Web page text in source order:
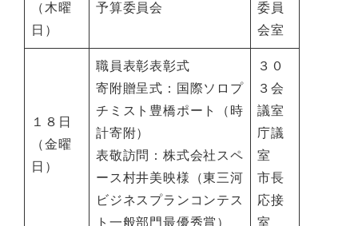
（木曜
日）
予算委員会
委員
会室
１８日
（金曜
日）
職員表彰表彰式
寄附贈呈式：国際ソロプ
チミスト豊橋ポート（時
計寄附）
表敬訪問：株式会社スペ
ース村井美映様（東三河
ビジネスプランコンテス
ト一般部門最優秀賞）
３０
３会
議室
庁議
室
市長
応接
室